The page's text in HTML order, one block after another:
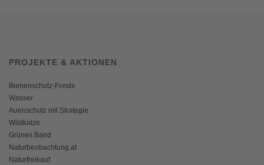
PROJEKTE & AKTIONEN
Bienenschutz-Fonds
Wasser
Auenschutz mit Strategie
Wildkatze
Grünes Band
Naturbeobachtung.at
Naturfreikauf